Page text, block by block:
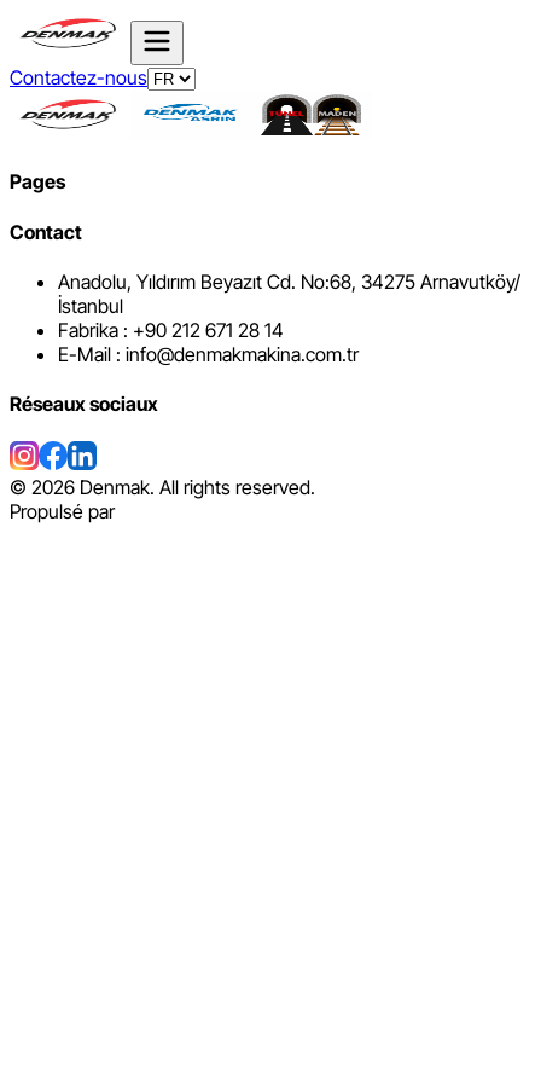
Contactez-nous
Pages
Contact
Anadolu, Yıldırım Beyazıt Cd. No:68, 34275 Arnavutköy/
İstanbul
Fabrika : +90 212 671 28 14
E-Mail : info@denmakmakina.com.tr
Réseaux sociaux
© 2026 Denmak. All rights reserved.
Propulsé par